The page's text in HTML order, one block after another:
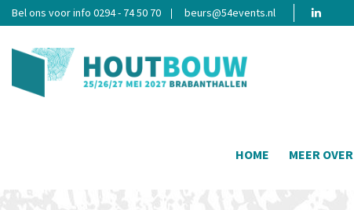
Bel ons voor info 0294 - 74 50 70 beurs@54events.nl
HOME MEER OVER